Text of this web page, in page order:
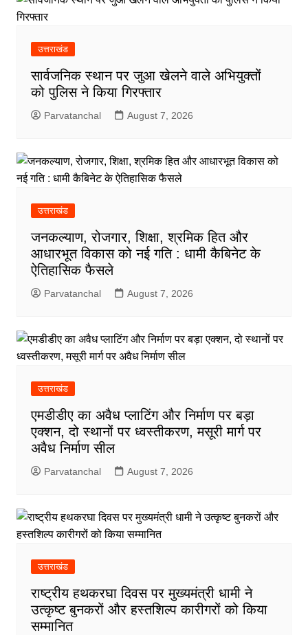
उत्तराखंड
सार्वजनिक स्थान पर जुआ खेलने वाले अभियुक्तों
को पुलिस ने किया गिरफ्तार
Parvatanchal August 7, 2026
उत्तराखंड
जनकल्याण, रोजगार, शिक्षा, श्रमिक हित और
आधारभूत विकास को नई गति : धामी कैबिनेट के
ऐतिहासिक फैसले
Parvatanchal August 7, 2026
उत्तराखंड
एमडीडीए का अवैध प्लाटिंग और निर्माण पर बड़ा
एक्शन, दो स्थानों पर ध्वस्तीकरण, मसूरी मार्ग पर
अवैध निर्माण सील
Parvatanchal August 7, 2026
उत्तराखंड
राष्ट्रीय हथकरघा दिवस पर मुख्यमंत्री धामी ने
उत्कृष्ट बुनकरों और हस्तशिल्प कारीगरों को किया
सम्मानित